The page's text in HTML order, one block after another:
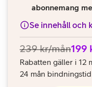
abonnemang
Se innehåll och
239 kr/mån199
Rabatten gäller i 12
24 mån bindningstid